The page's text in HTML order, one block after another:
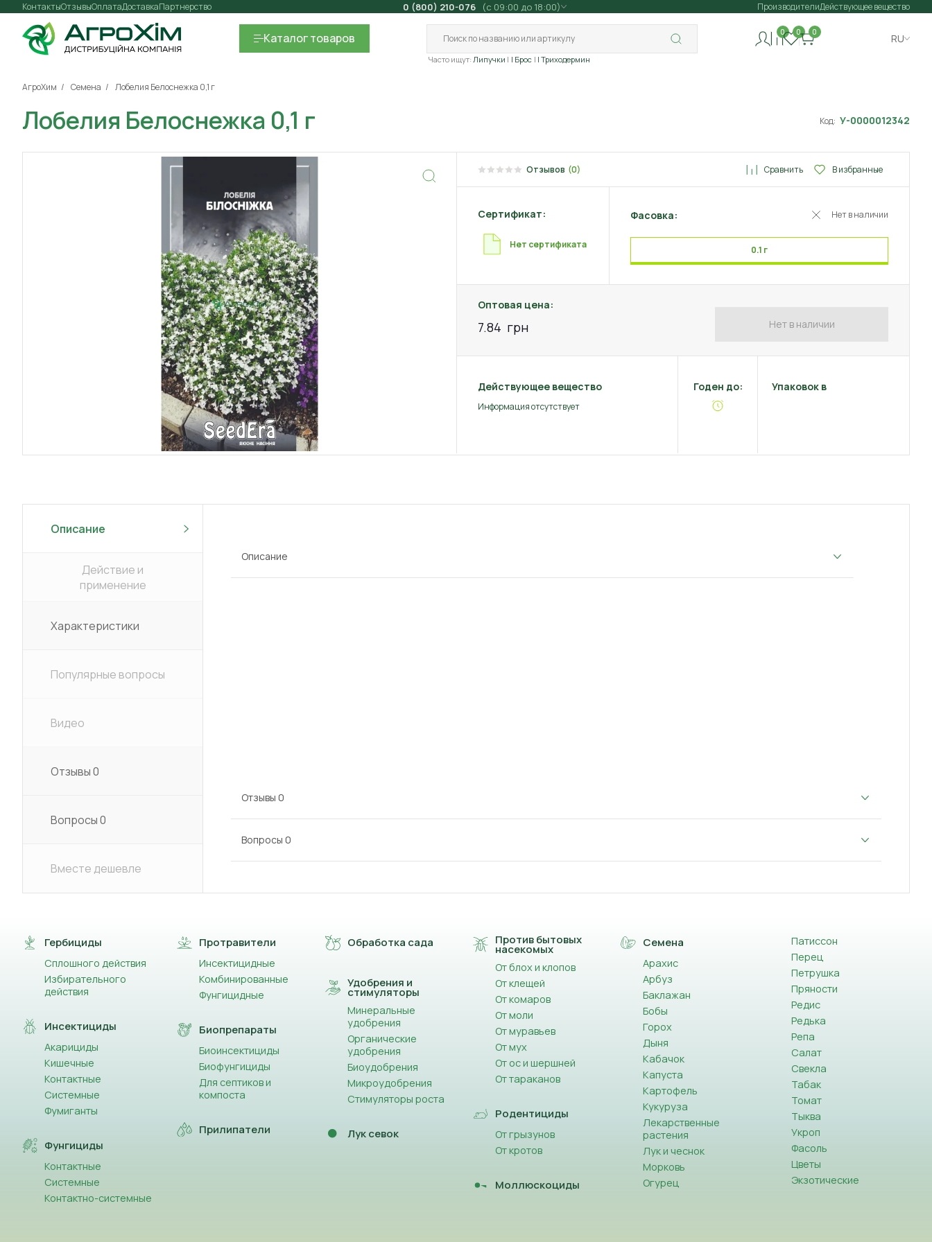
Контакты Оплата
Отзывы ДоставкаПартнерство 0 (800) 210-076 (с 09:00 до 18:00) ПроизводителиДействующее вещество
Каталогтоваров
Часто ищут: Липучки | Брос | Триходермин
0 0 0
RU
АгроХим Семена Лобелия Белоснежка 0,1 г
Лобелия Белоснежка 0,1 г Код: У-0000012342
Отзывов (0) Сравнить В избранные
Сертификат:
Нет сертификата
Фасовка: Нет в наличии
0.1 г
Оптовая цена:
7.84 грн Нет в наличии
Действующее вещество
Информация отсутствует
Годен до: Упаковок в
Описание
Действие и
применение
Характеристики
Популярные вопросы
Видео
Отзывы0
Вопросы0
Вместе дешевле
Описание
Отзывы 0
Вопросы 0
Гербициды
Сплошного действия
Избирательного
действия
Инсектициды
Акарициды
Кишечные
Контактные
Системные
Фумиганты
Фунгициды
Контактные
Системные
Контактно-системные
Протравители
Инсектицидные
Комбинированные
Фунгицидные
Биопрепараты
Биоинсектициды
Биофунгициды
Для септиков и
компоста
Прилипатели
Обработка сада
Удобрения и
стимуляторы
Минеральные
удобрения
Органические
удобрения
Биоудобрения
Микроудобрения
Стимуляторы роста
Лук севок
Против бытовых
насекомых
От блох и клопов
От клещей
От комаров
От моли
От муравьев
От мух
От ос и шершней
От тараканов
Родентициды
От грызунов
От кротов
Моллюскоциды
Семена
Арахис
Арбуз
Баклажан
Бобы
Горох
Дыня
Кабачок
Капуста
Картофель
Кукуруза
Лекарственные
растения
Лук и чеснок
Морковь
Огурец
Патиссон
Перец
Петрушка
Пряности
Редис
Редька
Репа
Салат
Свекла
Табак
Томат
Тыква
Укроп
Фасоль
Цветы
Экзотические